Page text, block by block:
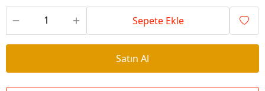
Sepete Ekle
Satın Al